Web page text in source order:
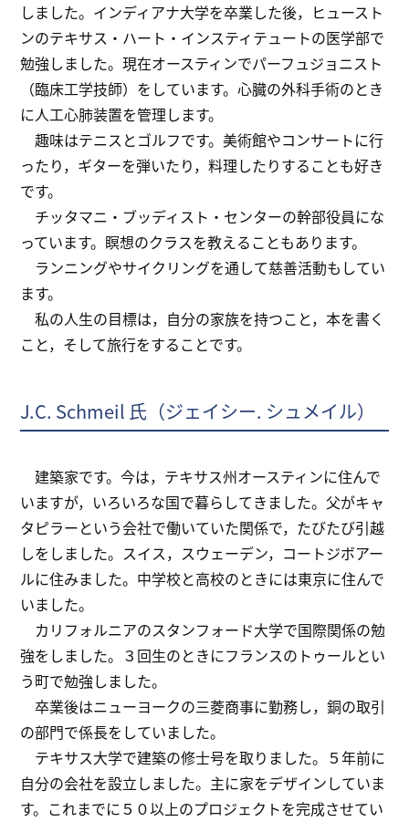
しました。インディアナ大学を卒業した後，ヒュースト
ンのテキサス・ハート・インスティテュートの医学部で
勉強しました。現在オースティンでパーフュジョニスト
（臨床工学技師）をしています。心臓の外科手術のとき
に人工心肺装置を管理します。
趣味はテニスとゴルフです。美術館やコンサートに行
ったり，ギターを弾いたり，料理したりすることも好き
です。
チッタマニ・ブッディスト・センターの幹部役員にな
っています。瞑想のクラスを教えることもあります。
ランニングやサイクリングを通して慈善活動もしてい
ます。
私の人生の目標は，自分の家族を持つこと，本を書く
こと，そして旅行をすることです。
J.C. Schmeil 氏（ジェイシー. シュメイル）
建築家です。今は，テキサス州オースティンに住んで
いますが，いろいろな国で暮らしてきました。父がキャ
タピラーという会社で働いていた関係で，たびたび引越
しをしました。スイス，スウェーデン，コートジボアー
ルに住みました。中学校と高校のときには東京に住んで
いました。
カリフォルニアのスタンフォード大学で国際関係の勉
強をしました。３回生のときにフランスのトゥールとい
う町で勉強しました。
卒業後はニューヨークの三菱商事に勤務し，銅の取引
の部門で係長をしていました。
テキサス大学で建築の修士号を取りました。５年前に
自分の会社を設立しました。主に家をデザインしていま
す。これまでに５０以上のプロジェクトを完成させてい